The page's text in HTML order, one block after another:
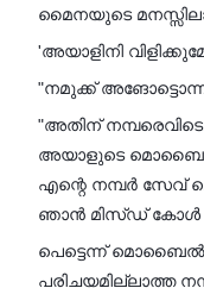
മൈനയുടെ
'അയാളിനി
"നമുക്ക് അങോട്ടൊന്ന്
"അതിന്
അയാളുടെ
എന്റെ നമ്പർ സേവ്
ഞാൻ മിസ്ഡ് കോൾ
പെട്ടെന്ന് മൊബൈൽ
പരിചയമില്ലാത്ത